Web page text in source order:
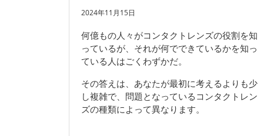
2024年11月15日
何億もの人々がコンタクトレンズの役割を知
っているが、それが何でできているかを知っ
ている人はごくわずかだ。
その答えは、あなたが最初に考えるよりも少
し複雑で、問題となっているコンタクトレン
ズの種類によって異なります。